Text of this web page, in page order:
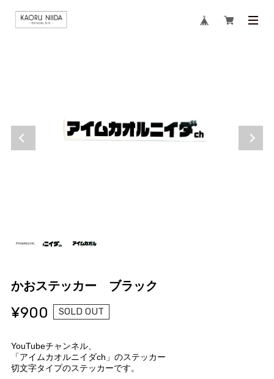
かおステッカー ブラック
¥900 SOLD OUT
YouTubeチャンネル、
「アイムカオルニイダch」のステッカー
切文字タイプのステッカーです。